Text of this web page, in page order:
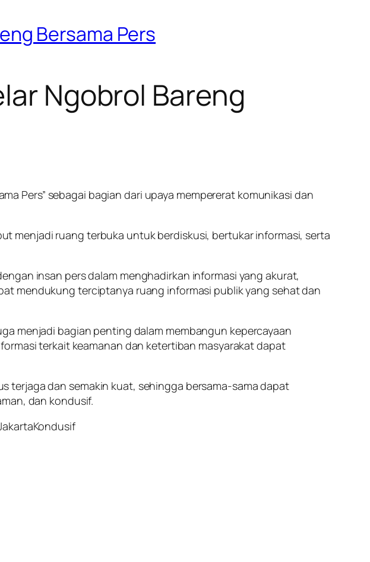
Bersama Pers
Ngobrol Bareng
Pers” sebagai bagian dari upaya mempererat komunikasi dan
menjadi ruang terbuka untuk berdiskusi, bertukar informasi, serta
insan pers dalam menghadirkan informasi yang akurat,
mendukung terciptanya ruang informasi publik yang sehat dan
menjadi bagian penting dalam membangun kepercayaan
terkait keamanan dan ketertiban masyarakat dapat
terjaga dan semakin kuat, sehingga bersama-sama dapat
dan kondusif.